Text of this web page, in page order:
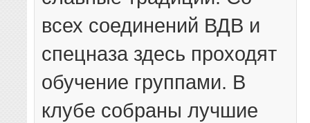
всех соединений ВДВ и
спецназа здесь проходят
обучение группами. В
клубе собраны лучшие